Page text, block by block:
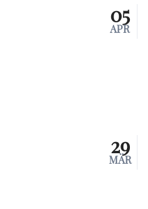
05
APR
29
MÄR